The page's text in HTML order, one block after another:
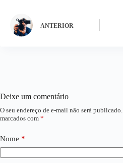
ANTERIOR
Deixe um comentário
O seu endereço de e-mail não será publicado.
marcados com *
Nome *